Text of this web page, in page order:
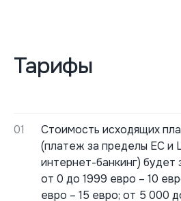
Тарифы
01
Стоимость исходящих
(платеж за пределы ЕС и
интернет-банкинг) будет
от 0 до 1999 евро – 10
евро – 15 евро; от 5 000